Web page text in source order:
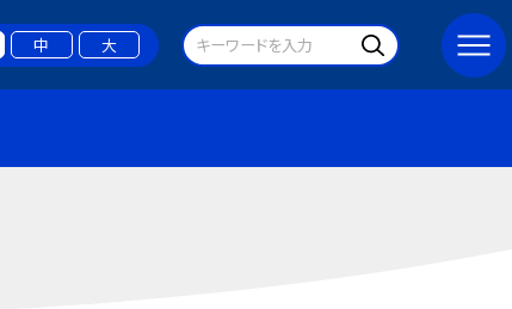
中 大